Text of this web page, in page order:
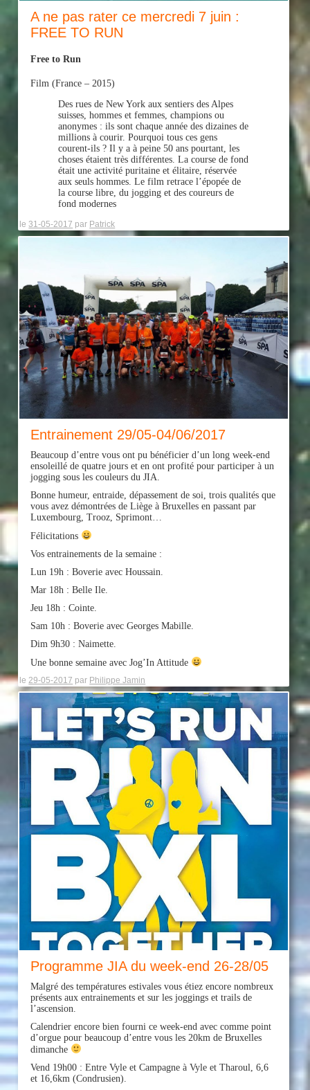
A ne pas rater ce mercredi 7 juin :
FREE TO RUN
Free to Run
Film (France – 2015)
Des rues de New York aux sentiers des Alpes
suisses, hommes et femmes, champions ou
anonymes : ils sont chaque année des dizaines de
millions à courir. Pourquoi tous ces gens
courent-ils ? Il y a à peine 50 ans pourtant, les
choses étaient très différentes. La course de fond
était une activité puritaine et élitaire, réservée
aux seuls hommes. Le film retrace l’épopée de
la course libre, du jogging et des coureurs de
fond modernes
le31-05-2017 par Patrick
Entrainement 29/05-04/06/2017
Beaucoup d’entre vous ont pu bénéficier d’un long week-end
ensoleillé de quatre jours et en ont profité pour participer à un
jogging sous les couleurs du JIA.
Bonne humeur, entraide, dépassement de soi, trois qualités que
vous avez démontrées de Liège à Bruxelles en passant par
Luxembourg, Trooz, Sprimont…
Félicitations
Vos entrainements de la semaine :
Lun 19h : Boverie avec Houssain.
Mar 18h : Belle Ile.
Jeu 18h : Cointe.
Sam 10h : Boverie avec Georges Mabille.
Dim 9h30 : Naimette.
Une bonne semaine avec Jog’In Attitude
le 29-05-2017 par Philippe Jamin
Programme JIA du week-end 26-28/05
Malgré des températures estivales vous étiez encore nombreux
présents aux entrainements et sur les joggings et trails de
l’ascension.
Calendrier encore bien fourni ce week-end avec comme point
d’orgue pour beaucoup d’entre vous les 20km de Bruxelles
dimanche
Vend 19h00 : Entre Vyle et Campagne à Vyle et Tharoul, 6,6
et 16,6km (Condrusien).